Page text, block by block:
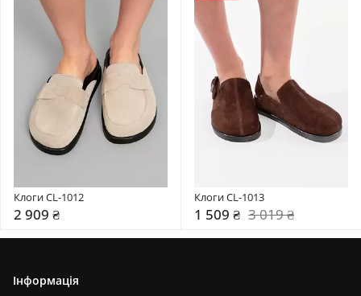
Клоги CL-1012
2 909 ₴
Клоги CL-1013
1 509 ₴ 3 019 ₴
Інформація